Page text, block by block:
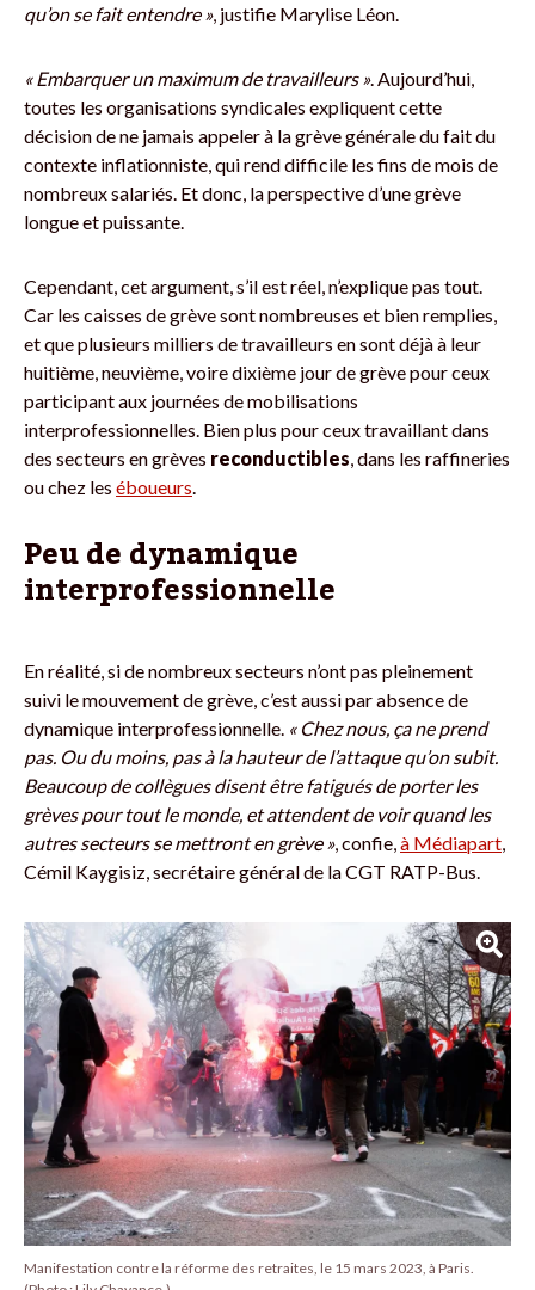
qu’on se fait entendre », justifie Marylise Léon.
« Embarquer un maximum de travailleurs ». Aujourd’hui,
toutes les organisations syndicales expliquent cette
décision de ne jamais appeler à la grève générale du fait du
contexte inflationniste, qui rend difficile les fins de mois de
nombreux salariés. Et donc, la perspective d’une grève
longue et puissante.
Cependant, cet argument, s’il est réel, n’explique pas tout.
Car les caisses de grève sont nombreuses et bien remplies,
et que plusieurs milliers de travailleurs en sont déjà à leur
huitième, neuvième, voire dixième jour de grève pour ceux
participant aux journées de mobilisations
interprofessionnelles. Bien plus pour ceux travaillant dans
des secteurs en grèves reconductibles , dans les raffineries
ou chez les éboueurs
Peu de dynamique
interprofessionnelle
En réalité, si de nombreux secteurs n’ont pas pleinement
suivi le mouvement de grève, c’est aussi par absence de
dynamique interprofessionnelle. « Chez nous, ça ne prend
pas. Ou du moins, pas à la hauteur de l’attaque qu’on subit.
Beaucoup de collègues disent être fatigués de porter les
grèves pour tout le monde, et attendent de voir quand les
autres secteurs se mettront en grève », confie, à Médiapart
Cémil Kaygisiz, secrétaire général de la CGT RATP-Bus.
Manifestation contre la réforme des retraites, le 15 mars 2023, à Paris.